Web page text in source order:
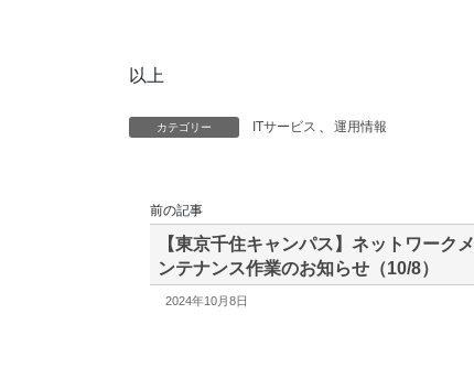
以上
カテゴリー ITサービス 、 運用情報
前の記事
【東京千住キャンパス】ネットワークメ
ンテナンス作業のお知らせ（10/8）
2024年10月8日